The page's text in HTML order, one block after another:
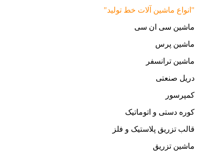
"انواع ماشین آلات خط تولید"
ماشین سی ان سی
ماشین پرس
ماشین ترانسفر
دریل صنعتی
کمپرسور
کوره دستی و اتوماتیک
قالب تزریق پلاستیک و فلز
ماشین تزریق